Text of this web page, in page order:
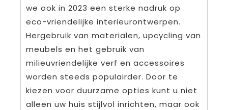
we ook in 2023 een sterke nadruk op
eco-vriendelijke interieurontwerpen.
Hergebruik van materialen, upcycling van
meubels en het gebruik van
milieuvriendelijke verf en accessoires
worden steeds populairder. Door te
kiezen voor duurzame opties kunt u niet
alleen uw huis stijlvol inrichten, maar ook